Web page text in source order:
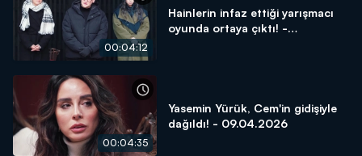
00:04:12
Hainlerin infaz ettiği yarışmacı
oyunda ortaya çıktı! -
00:04:35
Yasemin Yürük, Cem'in gidişiyle
dağıldı! - 09.04.2026